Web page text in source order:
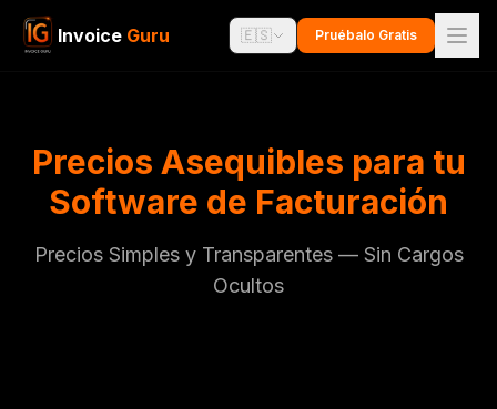
Invoice Guru 🇪🇸 Pruébalo Gratis
Precios Asequibles para tu
Software de Facturación
Precios Simples y Transparentes — Sin Cargos
Ocultos